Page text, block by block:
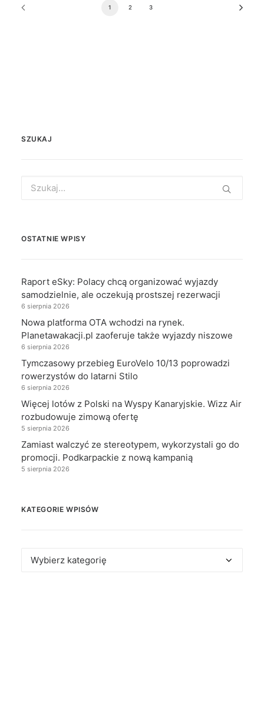
1 2 3
SZUKAJ
for:
OSTATNIE WPISY
Raport eSky: Polacy chcą organizować wyjazdy
samodzielnie, ale oczekują prostszej rezerwacji
6 sierpnia 2026
Nowa platforma OTA wchodzi na rynek.
Planetawakacji.pl zaoferuje także wyjazdy niszowe
6 sierpnia 2026
Tymczasowy przebieg EuroVelo 10/13 poprowadzi
rowerzystów do latarni Stilo
6 sierpnia 2026
Więcej lotów z Polski na Wyspy Kanaryjskie. Wizz Air
rozbudowuje zimową ofertę
5 sierpnia 2026
Zamiast walczyć ze stereotypem, wykorzystali go do
promocji. Podkarpackie z nową kampanią
5 sierpnia 2026
KATEGORIE WPISÓW
Kategorie